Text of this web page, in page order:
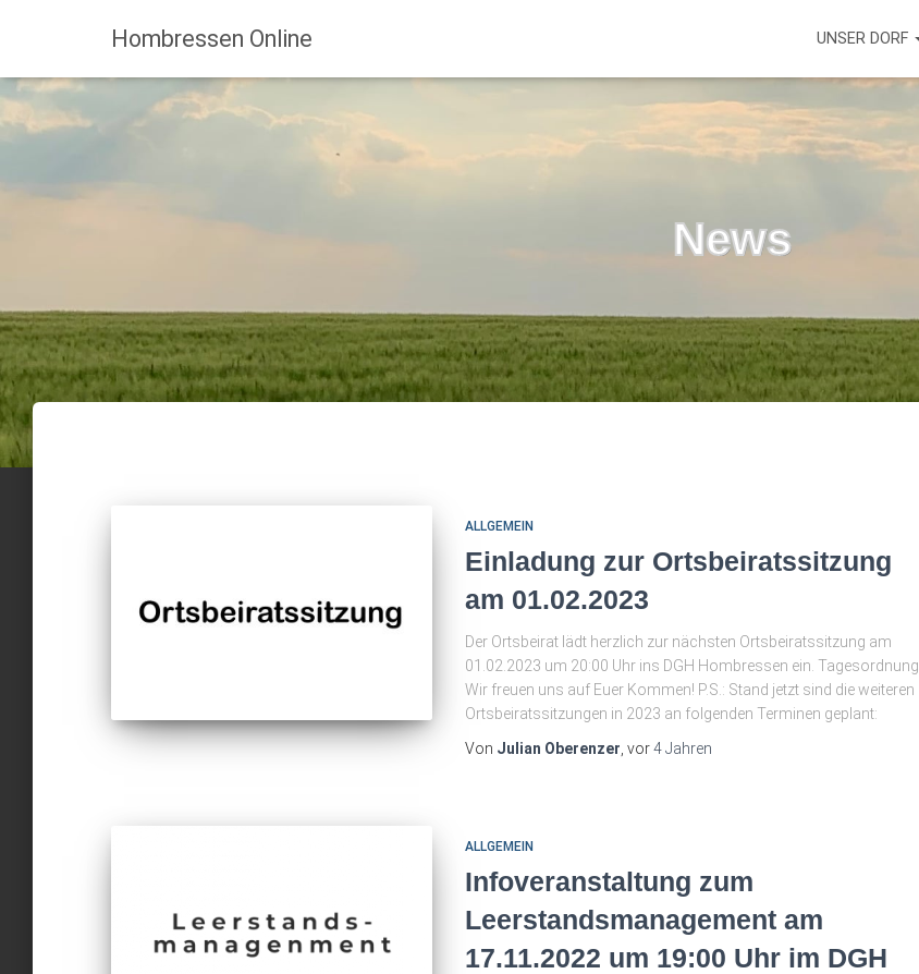
Hombressen Online UNSER DORF
News
ALLGEMEIN
Einladung zur Ortsbeiratssitzung
am 01.02.2023
Der Ortsbeirat lädt herzlich zur nächsten Ortsbeiratssitzung am
01.02.2023 um 20:00 Uhr ins DGH Hombressen ein. Tagesordnung
Wir freuen uns auf Euer Kommen! P.S.: Stand jetzt sind die weiteren
Ortsbeiratssitzungen in 2023 an folgenden Terminen geplant:
Von Julian Oberenzer , vor4 Jahren
ALLGEMEIN
Infoveranstaltung zum
Leerstandsmanagement am
17.11.2022 um 19:00 Uhr im DGH